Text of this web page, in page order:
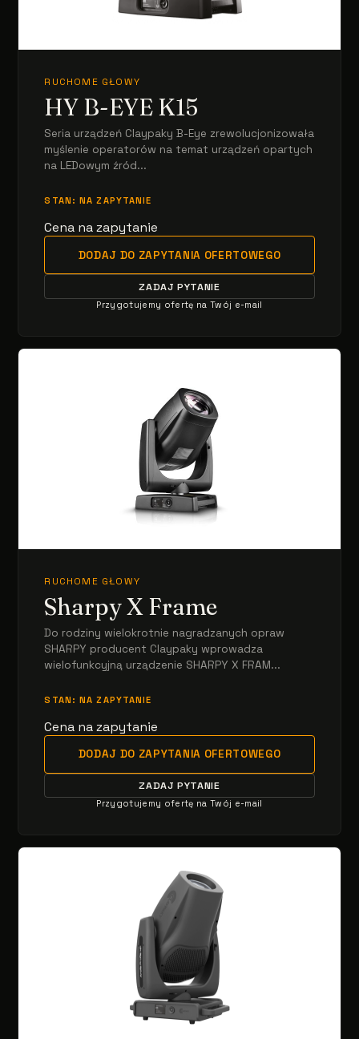
RUCHOME GŁOWY
HY B-EYE K15
Seria urządzeń Claypaky B-Eye zrewolucjonizowała
myślenie operatorów na temat urządzeń opartych
na LEDowym źród...
STAN: NA ZAPYTANIE
Cena na zapytanie
DODAJ DO ZAPYTANIA OFERTOWEGO
ZADAJ PYTANIE
Przygotujemy ofertę na Twój e-mail
RUCHOME GŁOWY
Sharpy X Frame
Do rodziny wielokrotnie nagradzanych opraw
SHARPY producent Claypaky wprowadza
wielofunkcyjną urządzenie SHARPY X FRAM...
STAN: NA ZAPYTANIE
Cena na zapytanie
DODAJ DO ZAPYTANIA OFERTOWEGO
ZADAJ PYTANIE
Przygotujemy ofertę na Twój e-mail